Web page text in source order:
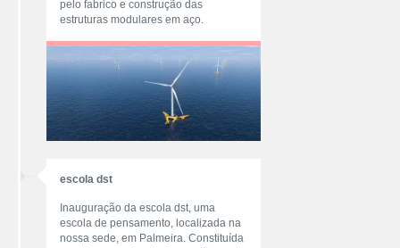
pelo fabrico e construção das
estruturas modulares em aço.
escola dst
Inauguração da escola dst, uma
escola de pensamento, localizada na
nossa sede, em Palmeira. Constituída